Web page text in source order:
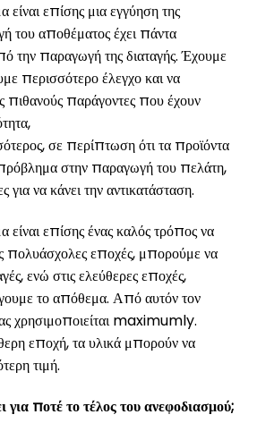
επίσης μια εγγύηση της
του αποθέματος έχει πάντα
την παραγωγή της διαταγής. Έχουμε
περισσότερο έλεγχο και να
πιθανούς παράγοντες που έχουν
σε περίπτωση ότι τα προϊόντα
στην παραγωγή του πελάτη,
για να κάνει την αντικατάσταση.
επίσης ένας καλός τρόπος να
πολυάσχολες εποχές, μπορούμε να
ενώ στις ελεύθερες εποχές,
το απόθεμα. Από αυτόν τον
χρησιμοποιείται maximumly.
εποχή, τα υλικά μπορούν να
τιμή.
ποτέ το τέλος του ανεφοδιασμού;